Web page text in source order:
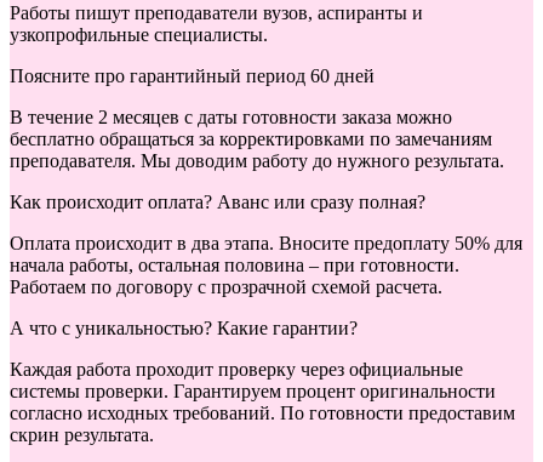
Работы пишут преподаватели вузов, аспиранты и
узкопрофильные специалисты.
Поясните про гарантийный период 60 дней
В течение 2 месяцев с даты готовности заказа можно
бесплатно обращаться за корректировками по замечаниям
преподавателя. Мы доводим работу до нужного результата.
Как происходит оплата? Аванс или сразу полная?
Оплата происходит в два этапа. Вносите предоплату 50% для
начала работы, остальная половина – при готовности.
Работаем по договору с прозрачной схемой расчета.
А что с уникальностью? Какие гарантии?
Каждая работа проходит проверку через официальные
системы проверки. Гарантируем процент оригинальности
согласно исходных требований. По готовности предоставим
скрин результата.